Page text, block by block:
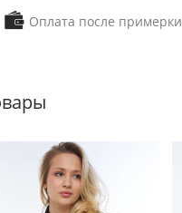
Оплата после примерки